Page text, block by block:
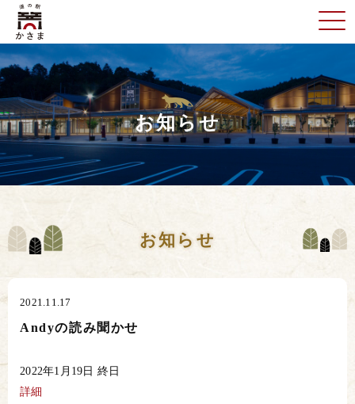
お知らせ
お知らせ
2021.11.17
Andyの読み聞かせ
Andy
の
読
2022年1月19日 終日
詳細